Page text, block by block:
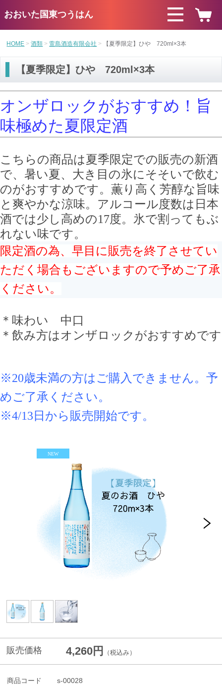
おおいた国東つうはん
HOME 酒類 萱島酒造有限会社 【夏季限定】ひや 720ml×3本
【夏季限定】ひや 720ml×3本
オンザロックがおすすめ！旨
味極めた夏限定酒
こちらの商品は夏季限定での販売の新酒
で、暑い夏、大き目の氷にそそいで飲む
のがおすすめです。薫り高く芳醇な旨味
と爽やかな涼味。アルコール度数は日本
酒では少し高めの17度。氷で割ってもぶ
れない味です。
限定酒の為、早目に販売を終了させてい
ただく場合もございますので予めご了承
ください。
＊味わい 中口
＊飲み方はオンザロックがおすすめです
※20歳未満の方はご購入できません。予
めご了承ください。
※4/13日から販売開始です。
販売価格 4,260円 （税込み）
商品コード s-00028